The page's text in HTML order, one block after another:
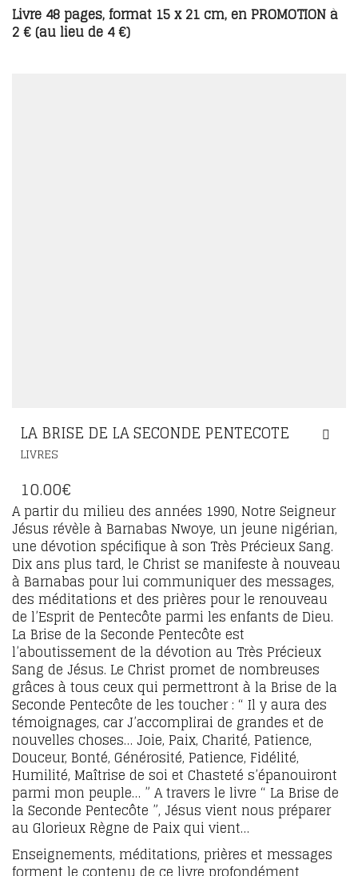
Livre 48 pages, format 15 x 21 cm, en PROMOTION à
2 € (au lieu de 4 €)
LA BRISE DE LA SECONDE PENTECOTE
LIVRES
10.00€
A partir du milieu des années 1990, Notre Seigneur
Jésus révèle à Barnabas Nwoye, un jeune nigérian,
une dévotion spécifique à son Très Précieux Sang.
Dix ans plus tard, le Christ se manifeste à nouveau
à Barnabas pour lui communiquer des messages,
des méditations et des prières pour le renouveau
de l’Esprit de Pentecôte parmi les enfants de Dieu.
La Brise de la Seconde Pentecôte est
l’aboutissement de la dévotion au Très Précieux
Sang de Jésus. Le Christ promet de nombreuses
grâces à tous ceux qui permettront à la Brise de la
Seconde Pentecôte de les toucher : “ Il y aura des
témoignages, car J’accomplirai de grandes et de
nouvelles choses… Joie, Paix, Charité, Patience,
Douceur, Bonté, Générosité, Patience, Fidélité,
Humilité, Maîtrise de soi et Chasteté s’épanouiront
parmi mon peuple… ” A travers le livre “ La Brise de
la Seconde Pentecôte ”, Jésus vient nous préparer
au Glorieux Règne de Paix qui vient…
Enseignements, méditations, prières et messages